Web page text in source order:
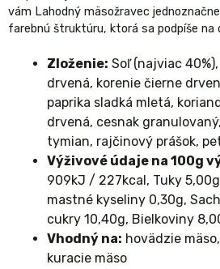
vám Lahodný mäsožravec
farebnú štruktúru, ktorá sa podpíše na
Zloženie: Soľ (najviac
drvená, korenie čierne
paprika sladká mletá,
drvená, cesnak
tymian, rajčinový prášok,
Výživové údaje na 100g
909kJ / 227kcal, Tuky
mastné kyseliny 0,30g,
cukry 10,40g, Bielkoviny
Vhodný na: hovädzie
kuracie mäso